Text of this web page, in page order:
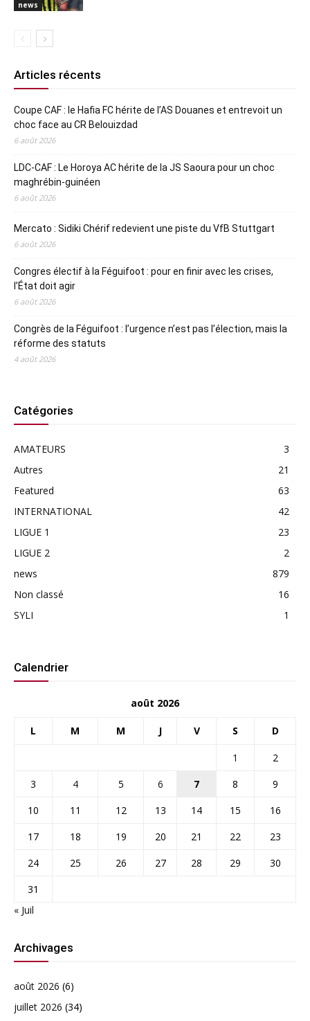
news
Articles récents
Coupe CAF : le Hafia FC hérite de l’AS Douanes et entrevoit un
choc face au CR Belouizdad
6 août 2026
LDC-CAF : Le Horoya AC hérite de la JS Saoura pour un choc
maghrébin-guinéen
6 août 2026
Mercato : Sidiki Chérif redevient une piste du VfB Stuttgart
6 août 2026
Congres électif à la Féguifoot : pour en finir avec les crises,
l’État doit agir
6 août 2026
Congrès de la Féguifoot : l’urgence n’est pas l’élection, mais la
réforme des statuts
4 août 2026
Catégories
AMATEURS
3
Autres
21
Featured
63
INTERNATIONAL
42
LIGUE 1
23
LIGUE 2
2
news
879
Non classé
16
SYLI
1
Calendrier
août 2026
L M M J V S D
1
2
3
4 5 6 7 8
9
10
11 12 13 14 15
16
17
18 19 20 21 22
23
24
25 26 27 28 29
30
31
« Juil
Archivages
août 2026 (6)
juillet 2026 (34)